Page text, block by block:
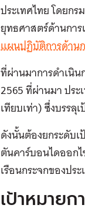
ประเทศไทย โดยก
ยุทธศาสตร์ด้านกา
แผนปฏิบัติการด้าน
ที่ผ่านมาการดำเนิ
2565 ที่ผ่านมา ปร
เทียบเท่า) ซึ่งบรรลุ
ดังนั้นต้องยกระดับเ
ตันคาร์บอนไดออก
เรือนกระจกของปร
เป้าหมาย